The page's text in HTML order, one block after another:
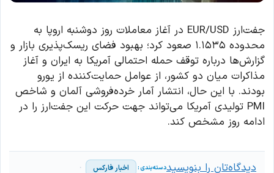
جفت‌ارز EUR/USD در آغاز معاملات روز دوشنبه اروپا به
محدوده ۱.۱۵۳۵ صعود کرد؛ بهبود فضای ریسک‌پذیری بازار و
گزارش‌ها درباره توقف حمله احتمالی آمریکا به ایران و آغاز
مذاکرات میان دو کشور، از عوامل حمایت‌کننده از یورو
بودند. با این حال، انتشار آمار خرده‌فروشی آلمان و شاخص
PMI تولیدی آمریکا می‌تواند جهت حرکت این جفت‌ارز را در
ادامه روز مشخص کند.
اخبار فارکس دیدگاه‌تان را بنویسید